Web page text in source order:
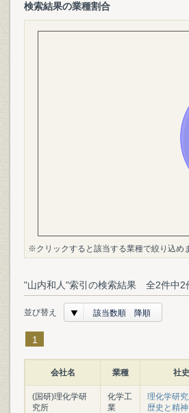
検索結果の業種割合
※クリックすると該当する業種で絞り込め
"山内和人"索引の検索結果 全2件中
並び替え 該当数順 降順
1
会社名 業種 社
(国研)理化学研
究所
化学工
業
理化学研
歴史と精神